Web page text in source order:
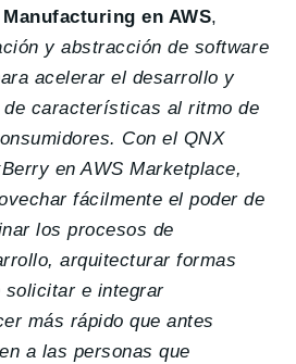
en AWS,
y abstracción de software
acelerar el desarrollo y
de características al ritmo de
Con el QNX
en AWS Marketplace,
fácilmente el poder de
los procesos de
arquitecturar formas
solicitar e integrar
más rápido que antes
a las personas que